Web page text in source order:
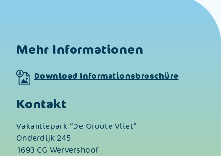
Mehr Informationen
Download Informationsbroschüre
Kontakt
Vakantiepark “De Groote Vliet”
Onderdijk 245
1693 CG Wervershoof